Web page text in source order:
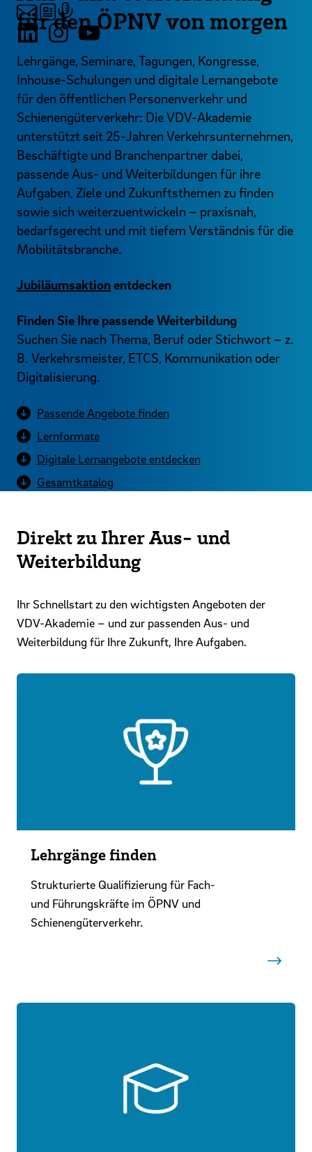
für den ÖPNV von morgen
Lehrgänge, Seminare, Tagungen, Kongresse,
Inhouse-Schulungen und digitale Lernangebote
für den öffentlichen Personenverkehr und
Schienengüterverkehr: Die VDV-Akademie
unterstützt seit 25-Jahren Verkehrsunternehmen,
Beschäftigte und Branchenpartner dabei,
passende Aus- und Weiterbildungen für ihre
Aufgaben, Ziele und Zukunftsthemen zu finden
sowie sich weiterzuentwickeln – praxisnah,
bedarfsgerecht und mit tiefem Verständnis für die
Mobilitätsbranche.
Jubiläumsaktionentdecken
Finden Sie Ihre passende Weiterbildung
Suchen Sie nach Thema, Beruf oder Stichwort – z.
B. Verkehrsmeister, ETCS, Kommunikation oder
Digitalisierung.
Passende Angebote finden
Lernformate
Digitale Lernangebote entdecken
Gesamtkatalog
Direkt zu Ihrer Aus- und
Weiterbildung
Ihr Schnellstart zu den wichtigsten Angeboten der
VDV-Akademie – und zur passenden Aus- und
Weiterbildung für Ihre Zukunft, Ihre Aufgaben.
Lehrgänge finden
Strukturierte Qualifizierung für Fach-
und Führungskräfte im ÖPNV und
Schienengüterverkehr.